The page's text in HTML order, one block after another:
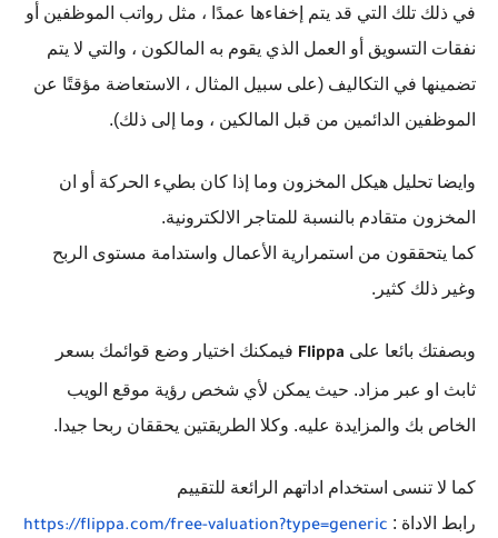
في ذلك تلك التي قد يتم إخفاءها عمدًا ، مثل رواتب الموظفين أو
نفقات التسويق أو العمل الذي يقوم به المالكون ، والتي لا يتم
تضمينها في التكاليف (على سبيل المثال ، الاستعاضة مؤقتًا عن
الموظفين الدائمين من قبل المالكين ، وما إلى ذلك).
وايضا تحليل هيكل المخزون وما إذا كان بطيء الحركة أو ان
المخزون متقادم بالنسبة للمتاجر الالكترونية.
كما يتحققون من استمرارية الأعمال واستدامة مستوى الربح
وغير ذلك كثير.
وبصفتك بائعا على Flippa فيمكنك اختيار وضع قوائمك بسعر
ثابث او عبر مزاد. حيث يمكن لأي شخص رؤية موقع الويب
الخاص بك والمزايدة عليه. وكلا الطريقتين يحققان ربحا جيدا.
كما لا تنسى استخدام اداتهم الرائعة للتقييم
رابط الاداة :
https://flippa.com/free-valuation?type=generic